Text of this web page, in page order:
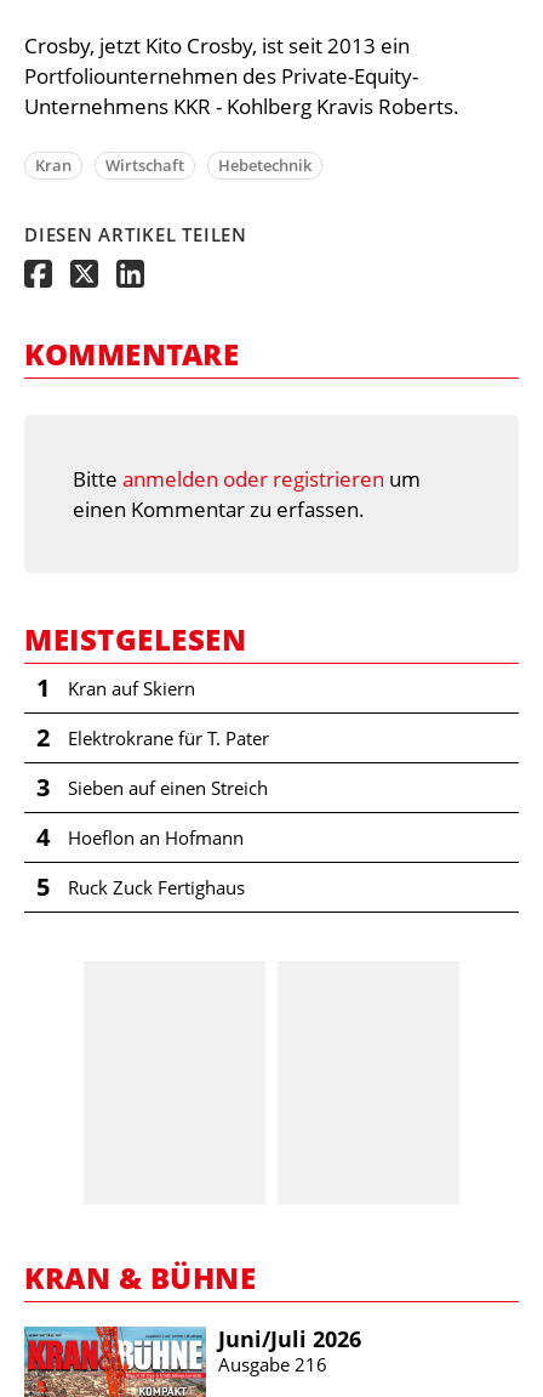
Crosby, jetzt Kito Crosby, ist seit 2013 ein
Portfoliounternehmen des Private-Equity-
Unternehmens KKR - Kohlberg Kravis Roberts.
Kran Wirtschaft Hebetechnik
DIESEN ARTIKEL TEILEN
KOMMENTARE
Bitte anmelden oder registrieren um
einen Kommentar zu erfassen.
MEISTGELESEN
1 Kran auf Skiern
2 Elektrokrane für T. Pater
3 Sieben auf einen Streich
4 Hoeflon an Hofmann
5 Ruck Zuck Fertighaus
KRAN & BÜHNE
Juni/​Juli 2026
Ausgabe 216